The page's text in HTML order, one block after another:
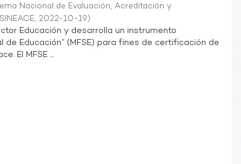
Nacional de Evaluación, Acreditación y
, 2022-10-19)
Educación y desarrolla un instrumento
de Educación” (MFSE) para fines de certificación de
El MFSE ...